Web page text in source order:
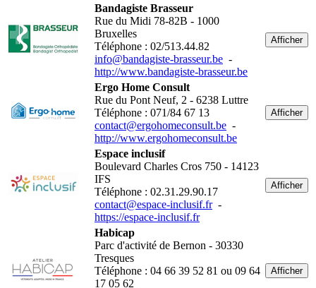
Bandagiste Brasseur
Rue du Midi 78-82B - 1000
Bruxelles
Téléphone : 02/513.44.82
info@bandagiste-brasseur.be -
http://www.bandagiste-brasseur.be
Afficher
Ergo Home Consult
Rue du Pont Neuf, 2 - 6238 Luttre
Téléphone : 071/84 67 13
contact@ergohomeconsult.be -
http://www.ergohomeconsult.be
Afficher
Espace inclusif
Boulevard Charles Cros 750 - 14123
IFS
Téléphone : 02.31.29.90.17
contact@espace-inclusif.fr-
https://espace-inclusif.fr
Afficher
Habicap
Parc d'activité de Bernon - 30330
Tresques
Téléphone : 04 66 39 52 81 ou 09 64
17 05 62
Afficher